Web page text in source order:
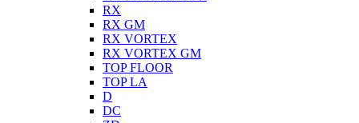
RX
RX GM
RX VORTEX
RX VORTEX GM
TOP FLOOR
TOP LA
D
DC